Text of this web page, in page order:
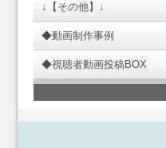
↓【その他】↓
◆動画制作事例
◆視聴者動画投稿BOX